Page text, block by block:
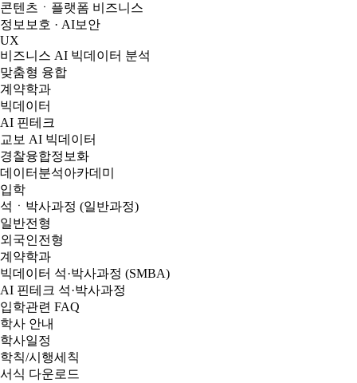
콘텐츠ㆍ플랫폼 비즈니스
정보보호 · AI보안
UX
비즈니스 AI 빅데이터 분석
맞춤형 융합
계약학과
빅데이터
AI 핀테크
교보 AI 빅데이터
경찰융합정보화
데이터분석아카데미
입학
석ㆍ박사과정 (일반과정)
일반전형
외국인전형
계약학과
빅데이터 석·박사과정 (SMBA)
AI 핀테크 석·박사과정
입학관련 FAQ
학사 안내
학사일정
학칙/시행세칙
서식 다운로드